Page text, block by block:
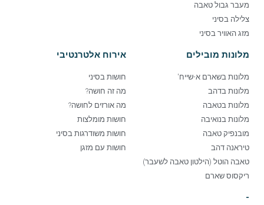
מעבר גבול טאבה
צלילה בסיני
מזג האוויר בסיני
מלונות מובילים
מלונות בשארם א-שייח'
מלונות בדהב
מלונות בטאבה
מלונות בנואיבה
מובנפיק טאבה
טיראנה דהב
טאבה הוטל (הילטון טאבה לשעבר)
ריקסוס שארם
אירוח אלטרנטיבי
חושות בסיני
מה זה חושה?
מה אורזים לחושה?
חושות מומלצות
חושות משודרגות בסיני
חושות עם מזגן
-